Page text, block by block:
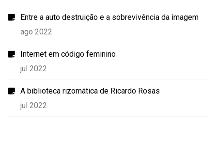
Entre a auto destruição e a sobrevivência da imagem
ago 2022
Internet em código feminino
jul 2022
A biblioteca rizomática de Ricardo Rosas
jul 2022